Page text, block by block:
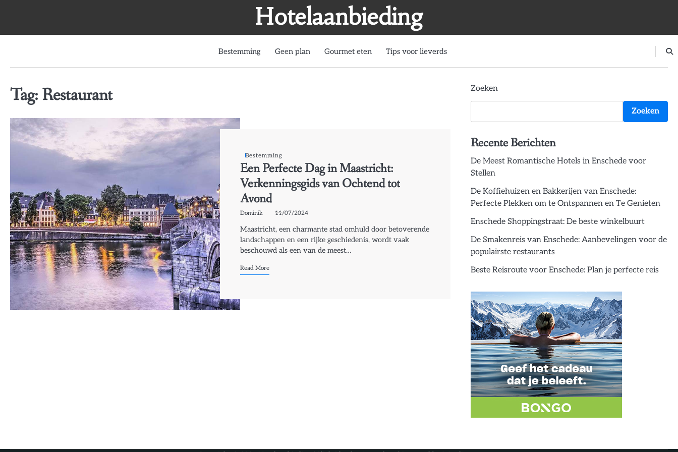
Hotelaanbieding
Bestemming Geen plan Gourmet eten Tips voor lieverds
Tag: Restaurant
Bestemming
Een Perfecte Dag in Maastricht:
Verkenningsgids van Ochtend tot
Avond
Dominik 11/07/2024
Maastricht, een charmante stad omhuld door betoverende
landschappen en een rijke geschiedenis, wordt vaak
beschouwd als een van de meest…
Read More
Zoeken
Zoeken
Recente Berichten
De Meest Romantische Hotels in Enschede voor
Stellen
De Koffiehuizen en Bakkerijen van Enschede:
Perfecte Plekken om te Ontspannen en Te Genieten
Enschede Shoppingstraat: De beste winkelbuurt
De Smakenreis van Enschede: Aanbevelingen voor de
populairste restaurants
Beste Reisroute voor Enschede: Plan je perfecte reis